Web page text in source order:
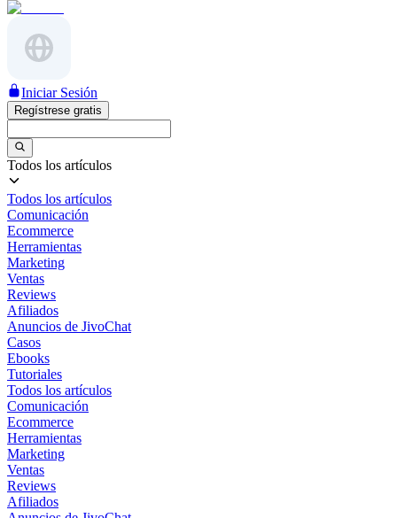
Iniciar Sesión
Regístrese gratis
Todos los artículos
Todos los artículos
Comunicación
Ecommerce
Herramientas
Marketing
Ventas
Reviews
Afiliados
Anuncios de JivoChat
Casos
Ebooks
Tutoriales
Todos los artículos
Comunicación
Ecommerce
Herramientas
Marketing
Ventas
Reviews
Afiliados